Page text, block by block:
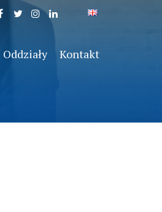
Oddziały Kontakt